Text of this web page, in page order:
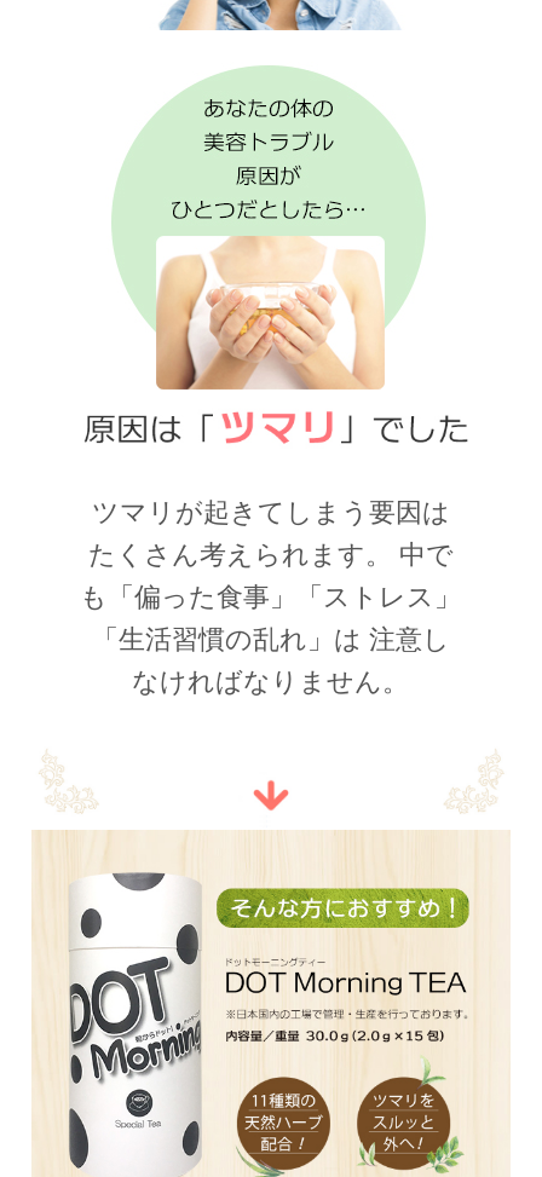
ツマリが起きてしまう要因は
たくさん考えられます。 中で
も「偏った食事」「ストレス」
「生活習慣の乱れ」は 注意し
なければなりません。